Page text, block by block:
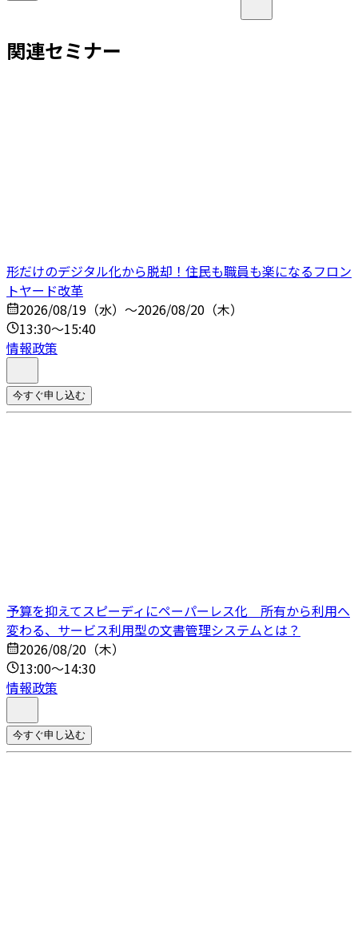
関連セミナー
形だけのデジタル化から脱却！住民も職員も楽になるフロン
トヤード改革
2026/08/19（水）～2026/08/20（木）
13:30～15:40
情報政策
今すぐ申し込む
予算を抑えてスピーディにペーパーレス化 所有から利用へ
変わる、サービス利用型の文書管理システムとは？
2026/08/20（木）
13:00～14:30
情報政策
今すぐ申し込む